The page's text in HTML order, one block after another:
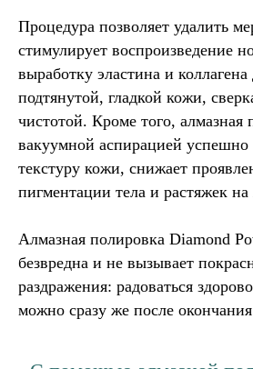
Процедура позволяет удалить
стимулирует воспроизведение
выработку эластина и коллагена
подтянутой, гладкой кожи,
чистотой. Кроме того, алмазная
вакуумной аспирацией успешно
текстуру кожи, снижает
пигментации тела и растяжек
Алмазная полировка Diamond
безвредна и не вызывает
раздражения: радоваться
можно сразу же после